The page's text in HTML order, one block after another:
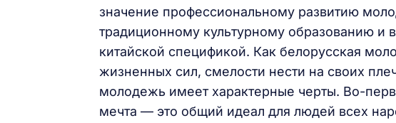
значение профессиональному развитию
традиционному культурному образованию и
китайской спецификой. Как белорусская
жизненных сил, смелости нести на своих
молодежь имеет характерные черты. Во-
мечта — это общий идеал для людей всех